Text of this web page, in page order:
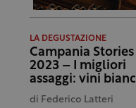
LA DEGUSTAZIONE
Campania Stories
2023 – I migliori
assaggi: vini
di Federico Latteri